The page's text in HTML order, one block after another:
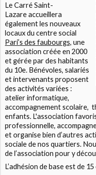
Le Carré Saint-
Lazare accueillera
également les nouveaux
locaux du centre social
Pari’s des faubourgs, une
association créée en 2000
et gérée par des habitants
du 10e. Bénévoles, salariés
et intervenants proposent
des activités variées :
atelier informatique,
accompagnement scolaire,
enfants. L'association
professionnelle,
et organise bien d’autres
sociale de nos quartiers.
de l’association pour y
L’adhésion de base est de